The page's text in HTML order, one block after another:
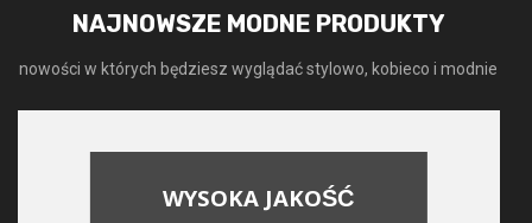
NAJNOWSZE MODNE PRODUKTY
nowości w których będziesz wyglądać stylowo, kobieco i modnie
WYSOKA JAKOŚĆ